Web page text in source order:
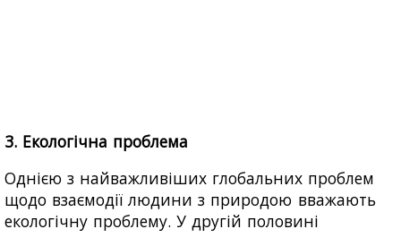
3. Екологічна проблема
Однією з найважливіших глобальних проблем
щодо взаємодії людини з природою вважають
екологічну проблему. У другій половині